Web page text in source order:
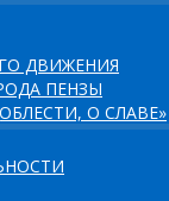
ДВИЖЕНИЯ
ПЕНЗЫ
О СЛАВЕ»